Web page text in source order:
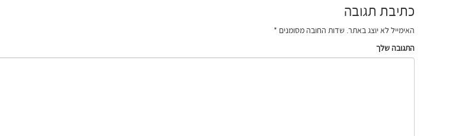
כתיבת תגובה
האימייל לא יוצג באתר. שדות החובה מסומנים *
התגובה שלך